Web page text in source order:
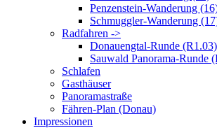
Penzenstein-Wanderung
Schmuggler-Wanderung
Radfahren ->
Donauengtal-Runde (R1.03)
Sauwald Panorama-Runde
Schlafen
Gasthäuser
Panoramastraße
Fähren-Plan (Donau)
Impressionen